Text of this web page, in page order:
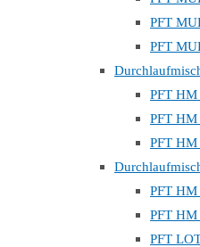
PFT
PFT
PFT HM
PFT HM
PFT HM
PFT HM
PFT HM
PFT